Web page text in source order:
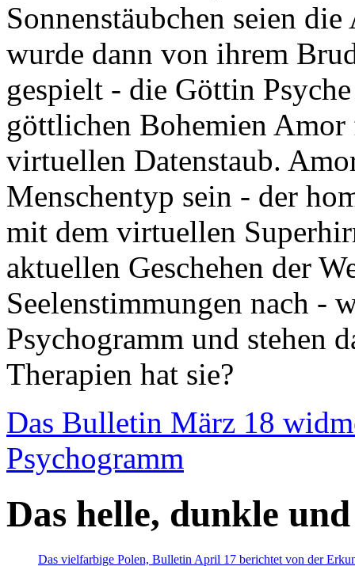
Sonnenstäubchen seien
wurde dann von ihrem
gespielt - die Göttin
göttlichen Bohemien
virtuellen Datenstaub.
Menschentyp sein - der
mit dem virtuellen
aktuellen Geschehen der
Seelenstimmungen nach -
Psychogramm und stehen
Therapien hat sie?
Das Bulletin März 18
Psychogramm
Das helle, dunkle
Das vielfarbige Polen, Bulletin April 17 berichtet von der